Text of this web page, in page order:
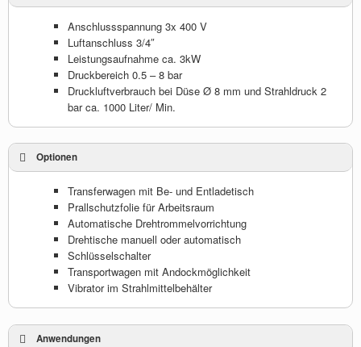
Anschlussspannung 3x 400 V
Luftanschluss 3/4″
Leistungsaufnahme ca. 3kW
Druckbereich 0.5 – 8 bar
Druckluftverbrauch bei Düse Ø 8 mm und Strahldruck 2
bar ca. 1000 Liter/ Min.
Optionen
Transferwagen mit Be- und Entladetisch
Prallschutzfolie für Arbeitsraum
Automatische Drehtrommelvorrichtung
Drehtische manuell oder automatisch
Schlüsselschalter
Transportwagen mit Andockmöglichkeit
Vibrator im Strahlmittelbehälter
Anwendungen